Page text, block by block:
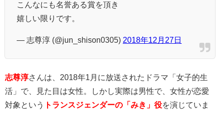
こんなにも名誉ある賞を頂き
嬉しい限りです。
— 志尊淳 (@jun_shison0305) 2018年12月27日
志尊淳さんは、2018年1月に放送されたドラマ「女子的生
活」で、
見た目は女性。しかし実際は男性で、女性が恋愛
対象という
トランスジェンダーの「みき」役を演じていま